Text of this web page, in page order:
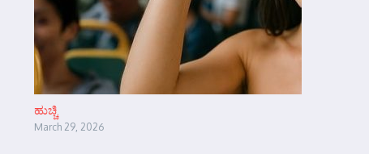
ಹುಚ್ಚಿ
March 29, 2026